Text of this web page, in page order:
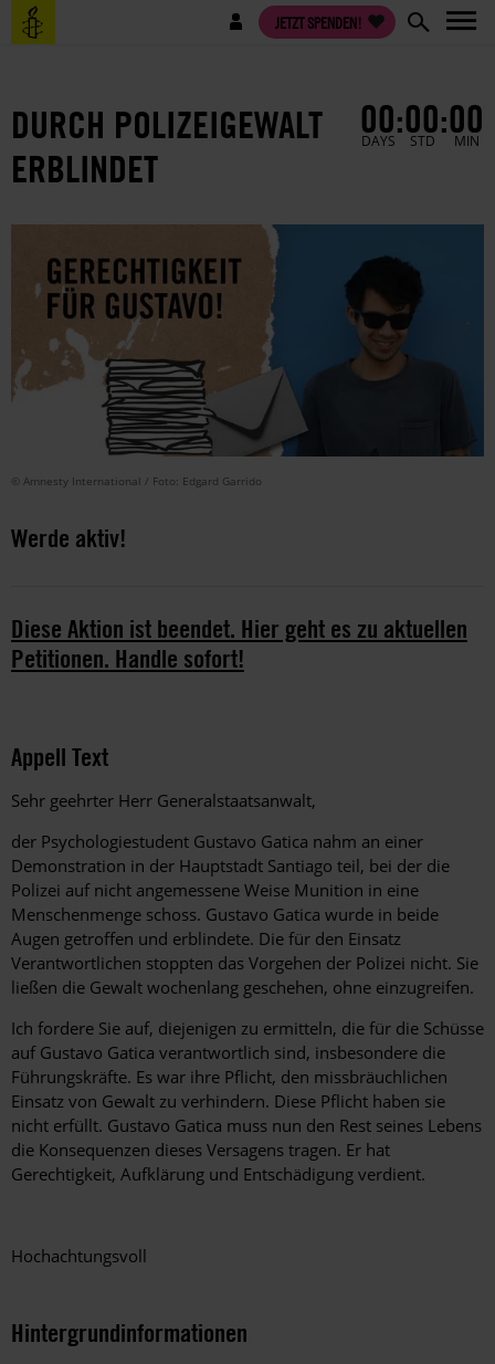
Direkt
zum
Benutzermenü JETZT SPENDEN!
00
DAYS:00
STD :00
MIN
DURCH POLIZEIGEWALT
ERBLINDET
© Amnesty International / Foto: Edgard Garrido
Werde aktiv!
Diese Aktion ist beendet. Hier geht es zu aktuellen
Petitionen. Handle sofort!
Appell Text
Sehr geehrter Herr Generalstaatsanwalt,
der Psychologiestudent Gustavo Gatica nahm an einer
Demonstration in der Hauptstadt Santiago teil, bei der die
Polizei auf nicht angemessene Weise Munition in eine
Menschenmenge schoss. Gustavo Gatica wurde in beide
Augen getroffen und erblindete. Die für den Einsatz
Verantwortlichen stoppten das Vorgehen der Polizei nicht. Sie
ließen die Gewalt wochenlang geschehen, ohne einzugreifen.
Ich fordere Sie auf, diejenigen zu ermitteln, die für die Schüsse
auf Gustavo Gatica verantwortlich sind, insbesondere die
Führungskräfte. Es war ihre Pflicht, den missbräuchlichen
Einsatz von Gewalt zu verhindern. Diese Pflicht haben sie
nicht erfüllt. Gustavo Gatica muss nun den Rest seines Lebens
die Konsequenzen dieses Versagens tragen. Er hat
Gerechtigkeit, Aufklärung und Entschädigung verdient.
Hochachtungsvoll
Hintergrundinformationen